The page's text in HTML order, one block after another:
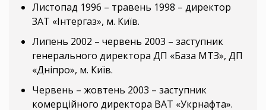
Листопад 1996 – травень 1998 – директор
ЗАТ «Інтергаз», м. Київ.
Липень 2002 – червень 2003 – заступник
генерального директора ДП «База МТЗ», ДП
«Дніпро», м. Київ.
Червень – жовтень 2003 – заступник
комерційного директора ВАТ «Укрнафта».